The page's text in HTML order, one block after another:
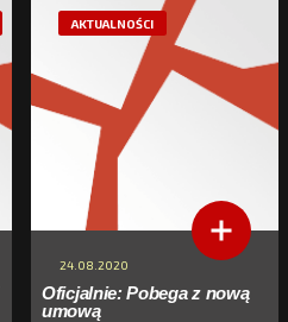
AKTUALNOŚCI
24.08.2020
Oficjalnie: Pobega z nową
umową